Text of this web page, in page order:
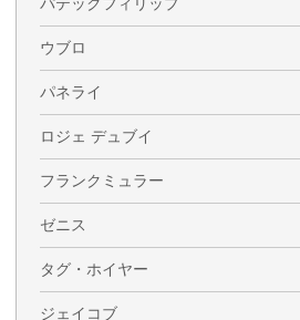
ウブロ
パネライ
ロジェ デュブイ
フランクミュラー
ゼニス
タグ・ホイヤー
ジェイコブ